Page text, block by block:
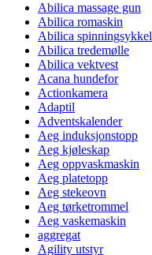
Abilica massage gun
Abilica romaskin
Abilica spinningsykkel
Abilica tredemølle
Abilica vektvest
Acana hundefor
Actionkamera
Adaptil
Adventskalender
Aeg induksjonstopp
Aeg kjøleskap
Aeg oppvaskmaskin
Aeg platetopp
Aeg stekeovn
Aeg tørketrommel
Aeg vaskemaskin
aggregat
Agility utstyr